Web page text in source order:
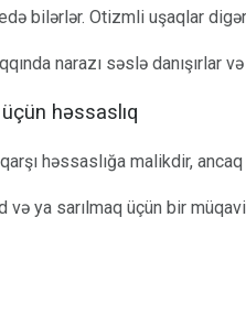
bilərlər. Otizmli uşaqlar
narazı səslə danışırlar
həssaslıq
həssaslığa malikdir,
ya sarılmaq üçün bir